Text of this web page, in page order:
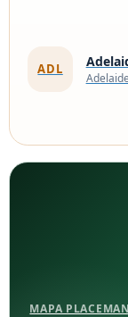
ADL
MAPA